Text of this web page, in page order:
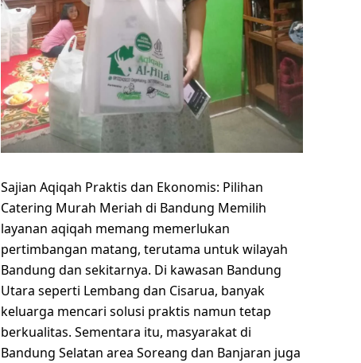
Sajian Aqiqah Praktis dan Ekonomis: Pilihan
Catering Murah Meriah di Bandung Memilih
layanan aqiqah memang memerlukan
pertimbangan matang, terutama untuk wilayah
Bandung dan sekitarnya. Di kawasan Bandung
Utara seperti Lembang dan Cisarua, banyak
keluarga mencari solusi praktis namun tetap
berkualitas. Sementara itu, masyarakat di
Bandung Selatan area Soreang dan Banjaran juga